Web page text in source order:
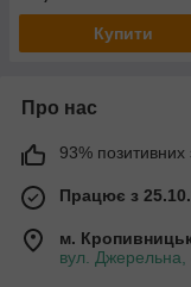
Купити
Про нас
93% позитивних
Працює з
м.
вул. Джерельна,